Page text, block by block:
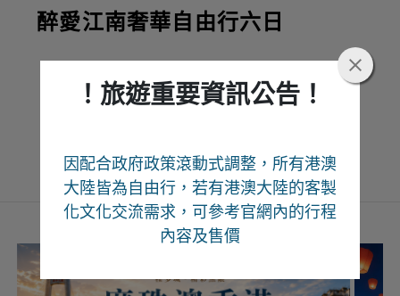
！旅遊重要資訊公告！
因配合政府政策滾動式調整，所有港澳
大陸皆為自由行，若有港澳大陸的客製
化文化交流需求，可參考官網內的行程
內容及售價
醉愛江南奢華自由行六日
Recommend